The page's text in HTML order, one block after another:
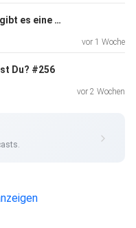
Epiktet: Für jeden Angriff gibt es eine Antwort in dir #257
vor 1 Woche
Du? #256
vor 2 Wochen